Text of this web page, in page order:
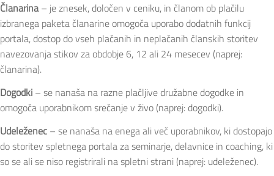
Članarina– je znesek, določen v ceniku, in članom ob plačilu
izbranega paketa članarine omogoča uporabo dodatnih funkcij
portala, dostop do vseh plačanih in neplačanih članskih storitev
navezovanja stikov za obdobje 6, 12 ali 24 mesecev (naprej:
članarina).
Dogodki – se nanaša na razne plačljive družabne dogodke in
omogoča uporabnikom srečanje v živo (naprej: dogodki).
Udeleženec – se nanaša na enega ali več uporabnikov, ki dostopajo
do storitev spletnega portala za seminarje, delavnice in coaching, ki
so se ali se niso registrirali na spletni strani (naprej: udeleženec).